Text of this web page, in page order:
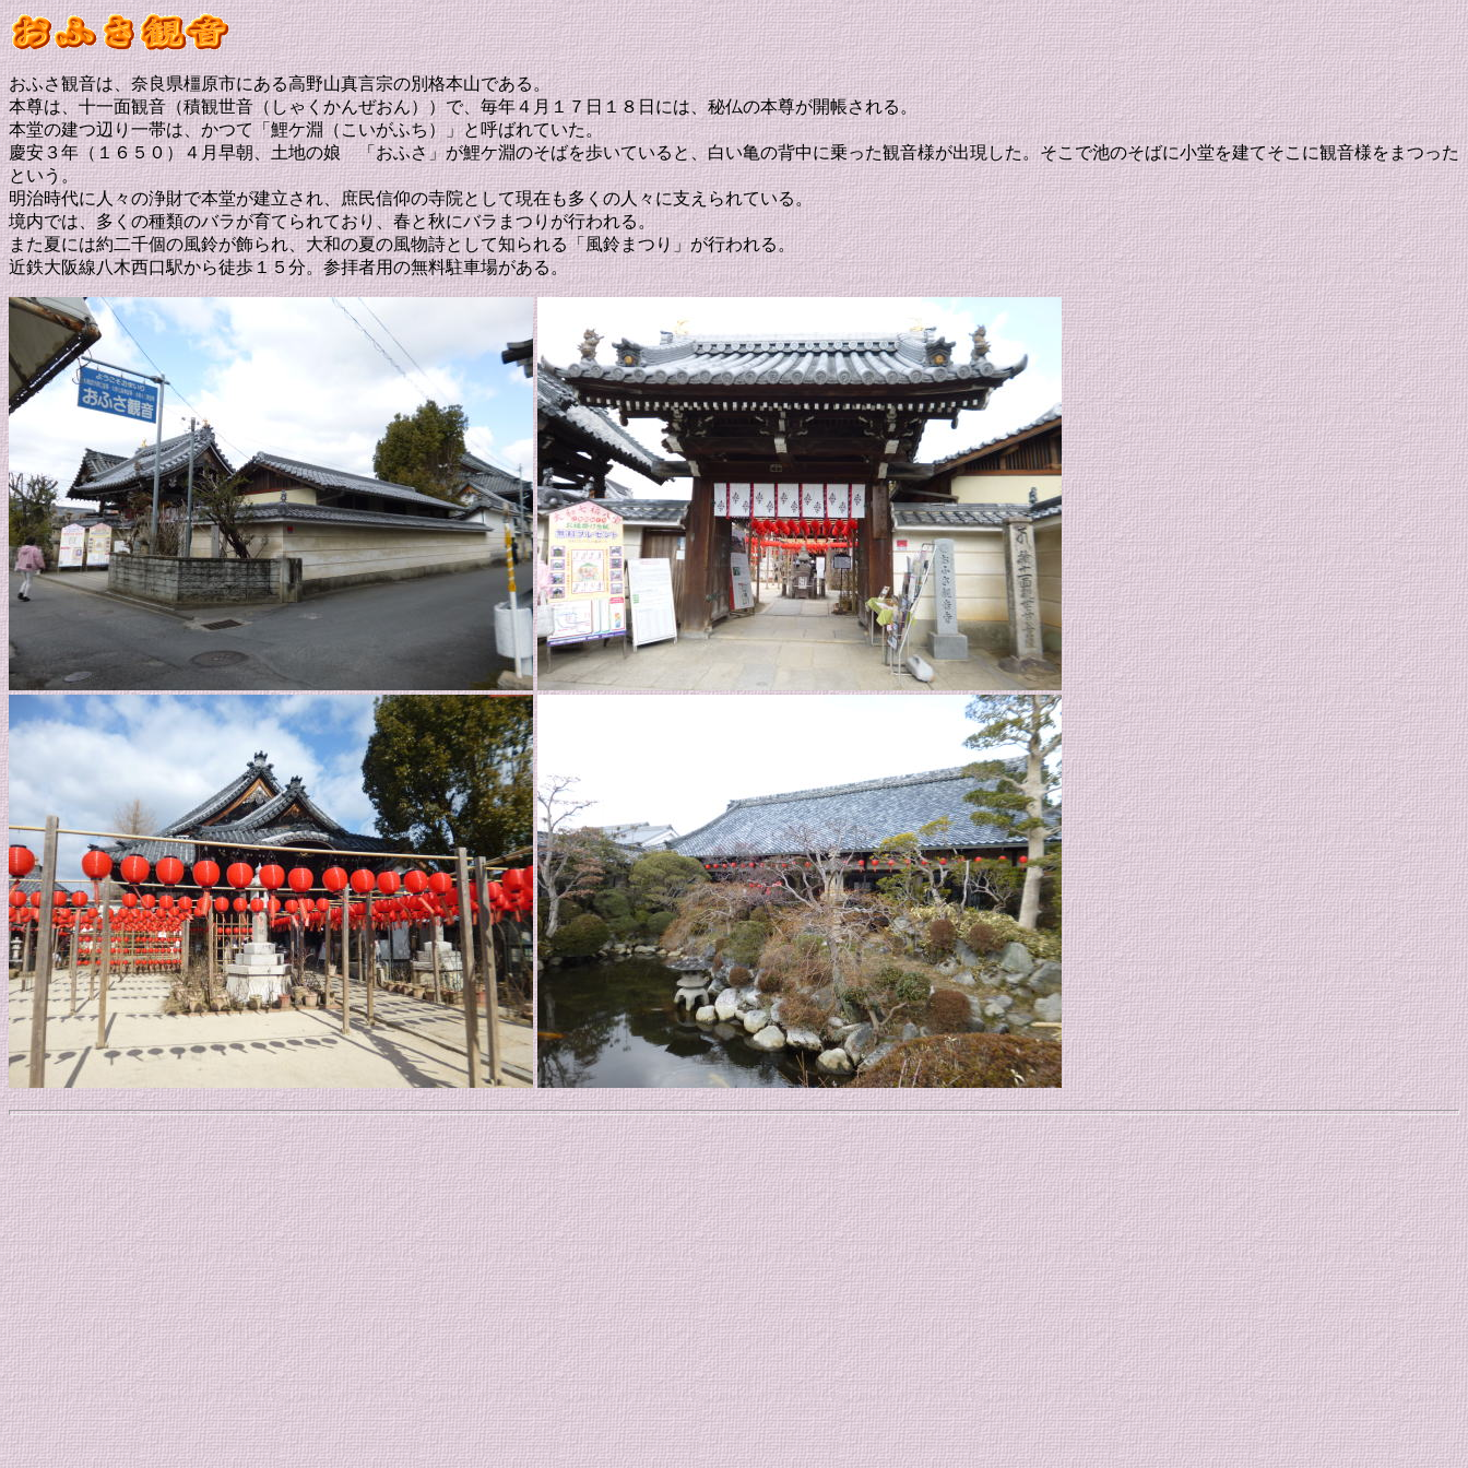
おふさ観音は、奈良県橿原市にある高野山真言宗の別格本山である。
本尊は、十一面観音（積観世音（しゃくかんぜおん））で、毎年４月１７日１８日には、秘仏の本尊が開帳される。
本堂の建つ辺り一帯は、かつて「鯉ケ淵（こいがふち）」と呼ばれていた。
慶安３年（１６５０）４月早朝、土地の娘 「おふさ」が鯉ケ淵のそばを歩いていると、白い亀の背中に乗った観音様が出現した。そこで池のそばに小堂を建てそこに観音様をまつった
という。
明治時代に人々の浄財で本堂が建立され、庶民信仰の寺院として現在も多くの人々に支えられている。
境内では、多くの種類のバラが育てられており、春と秋にバラまつりが行われる。
また夏には約二千個の風鈴が飾られ、大和の夏の風物詩として知られる「風鈴まつり」が行われる。
近鉄大阪線八木西口駅から徒歩１５分。参拝者用の無料駐車場がある。